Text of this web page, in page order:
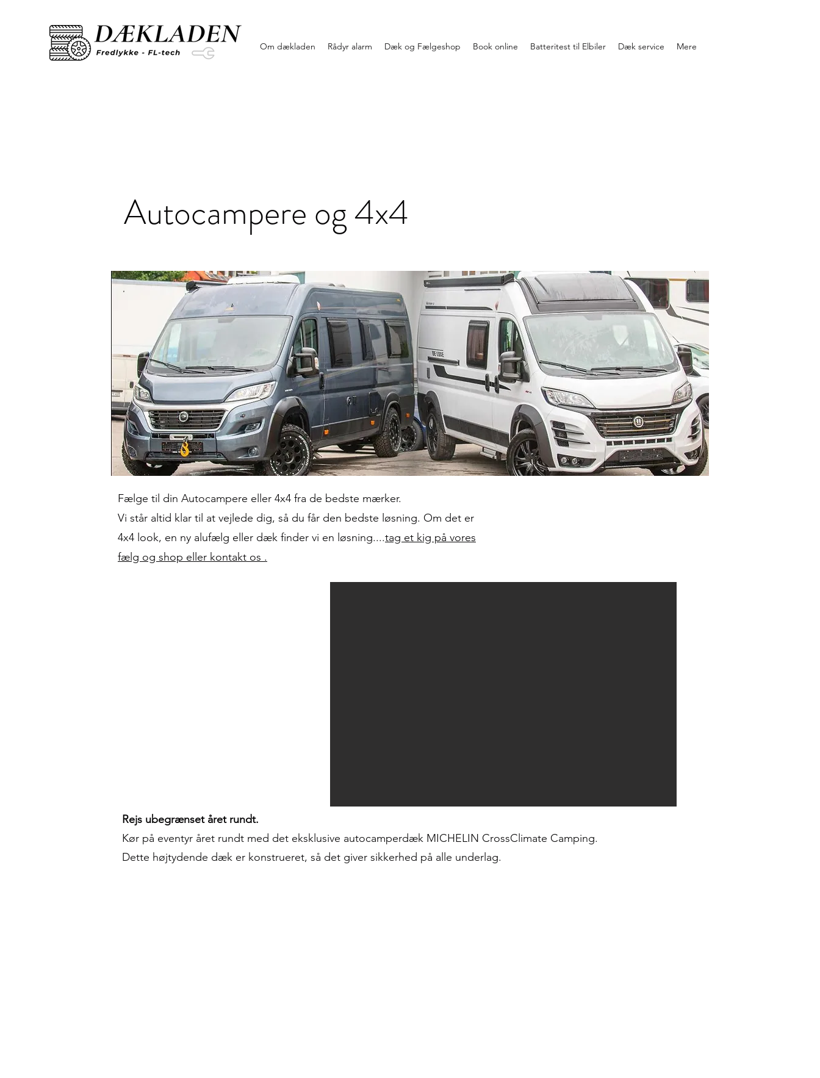
Om dækladen Rådyr alarm Dæk og Fælgeshop Book online Batteritest til Elbiler Dæk service Mere
Autocampere og 4x4
Fælge til din Autocampere eller 4x4 fra de bedste mærker.
Vi står altid klar til at vejlede dig, så du får den bedste løsning. Om det er
4x4 look, en ny alufælg eller dæk finder vi en løsning....tag et kig på vores
fælg og shop eller kontakt os .
Rejs ubegrænset året rundt.
Kør på eventyr året rundt med det eksklusive autocamperdæk MICHELIN CrossClimate Camping.
Dette højtydende dæk er konstrueret, så det giver sikkerhed på alle underlag.